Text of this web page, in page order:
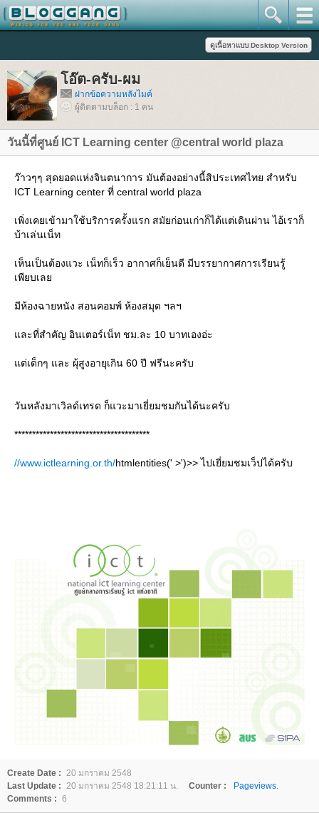
อ๊ต-ครับ-ผม
ฝากข้อความหลังไมค์
ผู้ติดตามบล็อก : 1 คน
วันนี้ที่ศูนย์ ICT Learning center @central world plaza
ว๊าวๆๆ สุดยอดแห่งจินตนาการ มันต้องอย่างนี้สิประเทศไทย สำหรับ
ICT Learning center ที่ central world plaza
เพิ่งเคยเข้ามาใช้บริการครั้งแรก สมัยก่อนเก่าก็ได้แต่เดินผ่าน ไอ้เราก็
บ้าเล่นเน็ท
เห็นเป็นต้องแวะ เน็ทก็เร็ว อากาศก็เย็นดี มีบรรยากาศการเรียนรู้
เพียบเล
มีห้องฉายหนัง สอนคอมพ์ ห้องสมุด ฯลฯ
ละที่สำคัญ อินเตอร์เน็ท ชม.ละ 10 บาทเองอ่ะ
ต่เด็กๆ และ ผุ้สูงอายุเกิน 60 ปี ฟรีนะครับ
วันหลังมาเวิลด์เทรด ก็แวะมาเยี่ยมชมกันได้นะครับ
**************************************
//www.ictlearning.or.th/htmlentities(' >')>> ไปเยี่ยมชมเว็ปได้ครับ
Create Date : 20 มกราคม 2548
Last Update : 20 มกราคม 2548 18:21:11 น. Counter :
Pageviews.
Comments : 6